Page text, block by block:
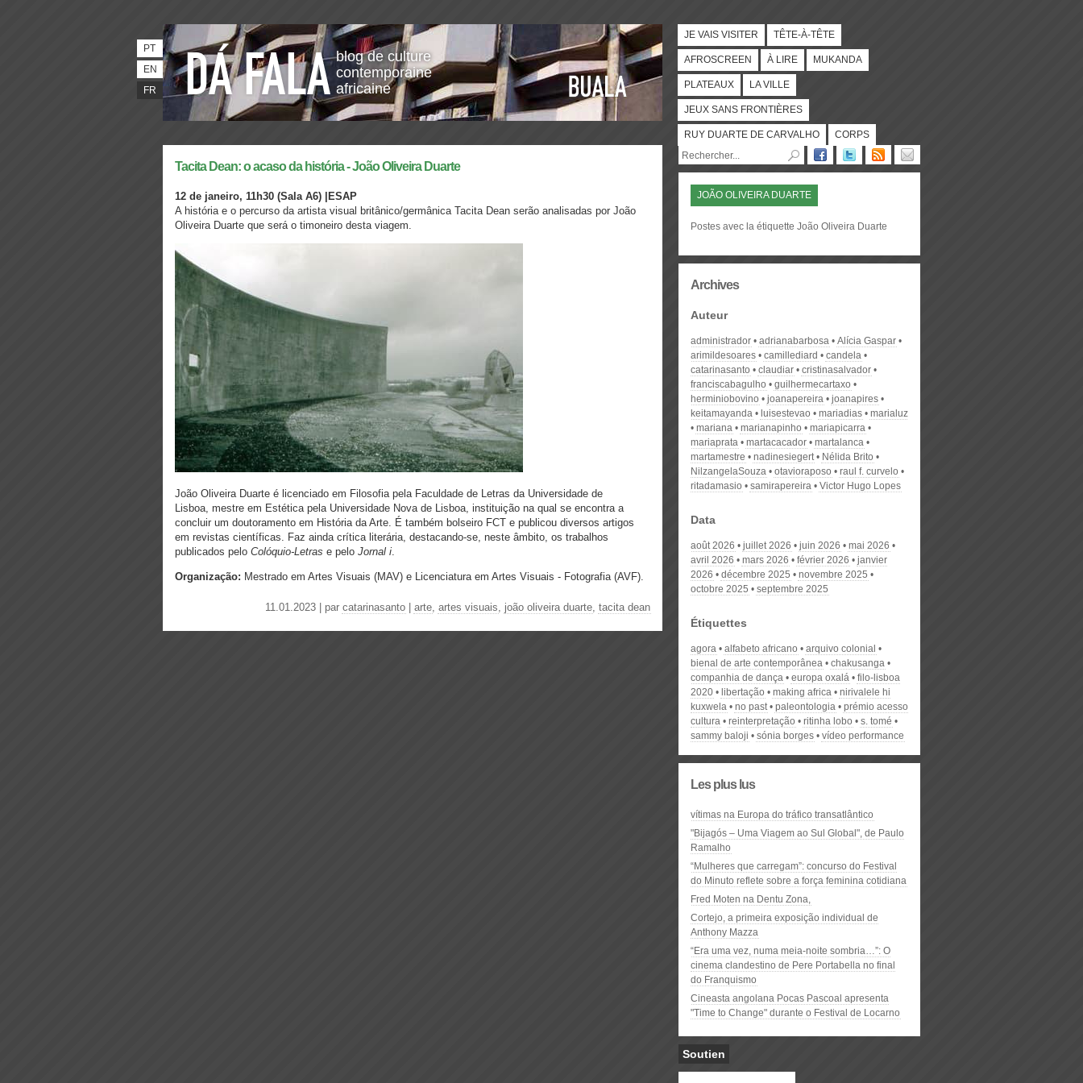
blog de culture
contemporaine
africaine
PT
EN
FR
JE VAIS VISITER TÊTE-À-TÊTE
AFROSCREEN À LIRE MUKANDA
PLATEAUX LA VILLE
JEUX SANS FRONTIÈRES
RUY DUARTE DE CARVALHO CORPS
Tacita Dean: o acaso da história - João Oliveira Duarte
12 de janeiro, 11h30 (Sala A6) |ESAP
A história e o percurso da artista visual britânico/germânica Tacita Dean serão analisadas por João
Oliveira Duarte que será o timoneiro desta viagem.
João Oliveira Duarte é licenciado em Filosofia pela Faculdade de Letras da Universidade de
Lisboa, mestre em Estética pela Universidade Nova de Lisboa, instituição na qual se encontra a
concluir um doutoramento em História da Arte. É também bolseiro FCT e publicou diversos artigos
em revistas científicas. Faz ainda crítica literária, destacando-se, neste âmbito, os trabalhos
publicados pelo Colóquio-Letras e pelo Jornal i.
Organização: Mestrado em Artes Visuais (MAV) e Licenciatura em Artes Visuais - Fotografia (AVF).
11.01.2023 | par catarinasanto arte, artes visuais, joão oliveira duarte, tacita dean
JOÃO OLIVEIRA DUARTE
Postes avec la étiquette João Oliveira Duarte
Archives
Auteur
administrador adrianabarbosa
Alícia Gaspar
arimildesoares
camillediard
candela
catarinasanto
claudiar
cristinasalvador
franciscabagulho
guilhermecartaxo
herminiobovino
joanapereira
joanapires
keitamayanda
luisestevao mariadias
marialuz
mariana
marianapinho
mariapicarra
mariaprata
martacacador
martalanca
martamestre
nadinesiegert
Nélida Brito
NilzangelaSouza
otavioraposo
raul f. curvelo
ritadamasio
samirapereira Victor Hugo Lopes
Data
août 2026 juillet 2026 juin 2026
mai 2026
avril 2026
mars 2026 février 2026
janvier
2026
décembre 2025
novembre 2025
octobre 2025
septembre 2025
Étiquettes
agora alfabeto africano
arquivo colonial
bienal de arte contemporânea
chakusanga
companhia de dança
europa oxalá
filo-lisboa
2020
libertação making africa
nirivalele hi
kuxwela
no past paleontologia
prémio acesso
cultura
reinterpretação ritinha lobo
s. tomé
sammy baloji
sónia borges vídeo performance
Les plus lus
vítimas na Europa do tráfico transatlântico
"Bijagós – Uma Viagem ao Sul Global", de Paulo
Ramalho
“Mulheres que carregam”: concurso do Festival
do Minuto reflete sobre a força feminina cotidiana
Fred Moten na Dentu Zona,
Cortejo, a primeira exposição individual de
Anthony Mazza
“Era uma vez, numa meia-noite sombria…”: O
cinema clandestino de Pere Portabella no final
do Franquismo
Cineasta angolana Pocas Pascoal apresenta
"Time to Change" durante o Festival de Locarno
Soutien